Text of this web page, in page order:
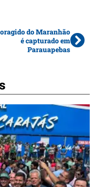
do Maranhão
é capturado em
Parauapebas